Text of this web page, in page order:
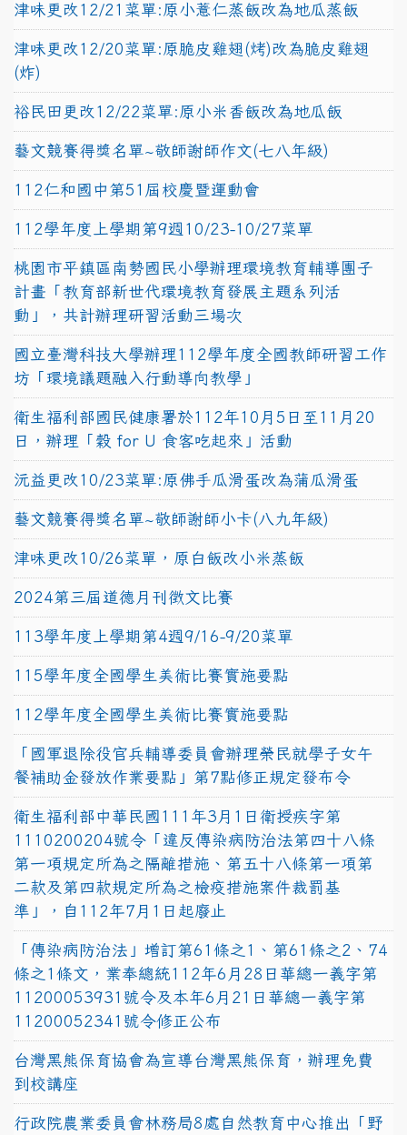
津味更改12/21菜單:原小薏仁蒸飯改為地瓜蒸飯
津味更改12/20菜單:原脆皮雞翅(烤)改為脆皮雞翅
(炸)
裕民田更改12/22菜單:原小米香飯改為地瓜飯
藝文競賽得獎名單~敬師謝師作文(七八年級)
112仁和國中第51屆校慶暨運動會
112學年度上學期第9週10/23-10/27菜單
桃園市平鎮區南勢國民小學辦理環境教育輔導團子
計畫「教育部新世代環境教育發展主題系列活
動」，共計辦理研習活動三場次
國立臺灣科技大學辦理112學年度全國教師研習工作
坊「環境議題融入行動導向教學」
衛生福利部國民健康署於112年10月5日至11月20
日，辦理「穀 for U 食客吃起來」活動
沅益更改10/23菜單:原佛手瓜滑蛋改為蒲瓜滑蛋
藝文競賽得獎名單~敬師謝師小卡(八九年級)
津味更改10/26菜單，原白飯改小米蒸飯
2024第三屆道德月刊徵文比賽
113學年度上學期第4週9/16-9/20菜單
115學年度全國學生美術比賽實施要點
112學年度全國學生美術比賽實施要點
「國軍退除役官兵輔導委員會辦理榮民就學子女午
餐補助金發放作業要點」第7點修正規定發布令
衛生福利部中華民國111年3月1日衛授疾字第
1110200204號令「違反傳染病防治法第四十八條
第一項規定所為之隔離措施、第五十八條第一項第
二款及第四款規定所為之檢疫措施案件裁罰基
準」，自112年7月1日起廢止
「傳染病防治法」增訂第61條之1、第61條之2、74
條之1條文，業奉總統112年6月28日華總一義字第
11200053931號令及本年6月21日華總一義字第
11200052341號令修正公布
台灣黑熊保育協會為宣導台灣黑熊保育，辦理免費
到校講座
行政院農業委員會林務局8處自然教育中心推出「野